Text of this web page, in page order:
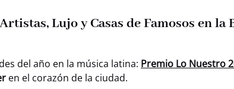
Lujo y Casas de Famosos en
del año en la música latina: Premio Lo Nuestro
en el corazón de la ciudad.